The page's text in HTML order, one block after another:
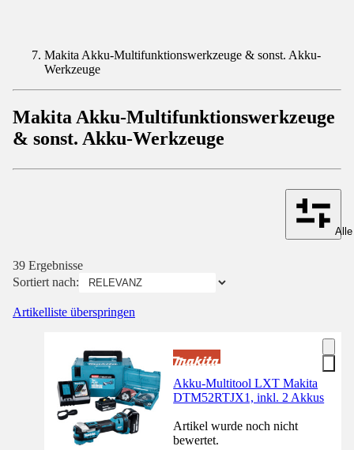
Makita Akku-Multifunktionswerkzeuge & sonst. Akku-
Werkzeuge
Makita Akku-Multifunktionswerkzeuge
& sonst. Akku-Werkzeuge
39 Ergebnisse
Sortiert nach:
Artikelliste überspringen
Akku-Multitool LXT Makita
DTM52RTJX1, inkl. 2 Akkus
Artikel wurde noch nicht
bewertet.